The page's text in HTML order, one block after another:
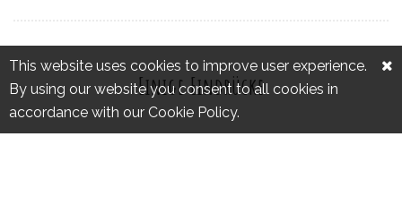
Einige Eindrücke
This website uses cookies to improve user experience.
By using our website you consent to all cookies in
accordance with our Cookie Policy.